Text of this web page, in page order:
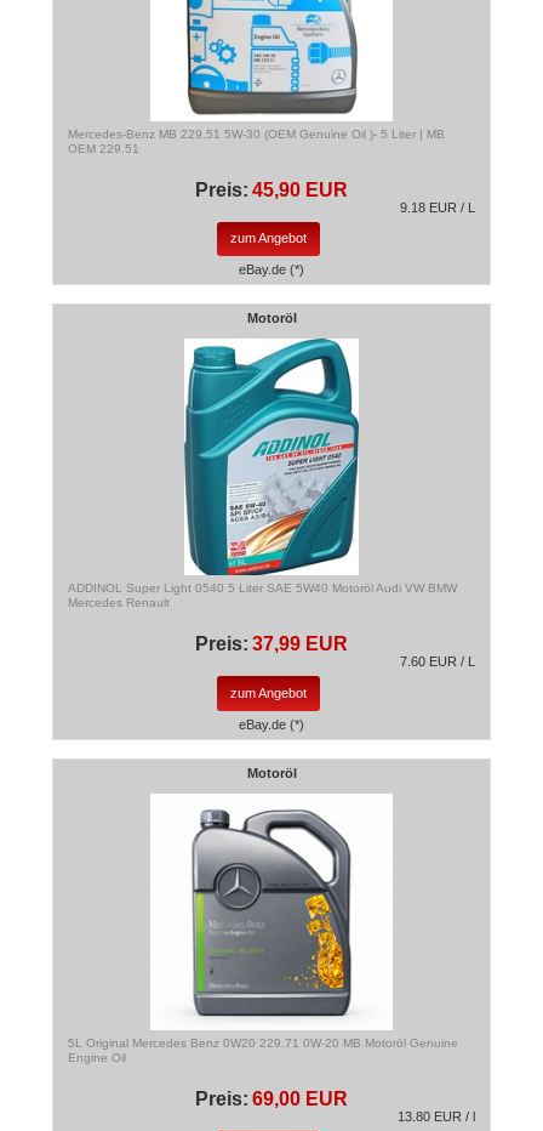
Mercedes-Benz MB 229.51 5W-30 (OEM Genuine Oil )- 5 Liter | MB
OEM 229.51
Preis: 45,90 EUR
9.18 EUR / L
zum Angebot
eBay.de (*)
Motoröl
ADDINOL Super Light 0540 5 Liter SAE 5W40 Motoröl Audi VW BMW
Mercedes Renault
Preis: 37,99 EUR
7.60 EUR / L
zum Angebot
eBay.de (*)
Motoröl
5L Original Mercedes Benz 0W20 229.71 0W-20 MB Motoröl Genuine
Engine Oil
Preis: 69,00 EUR
13.80 EUR / l